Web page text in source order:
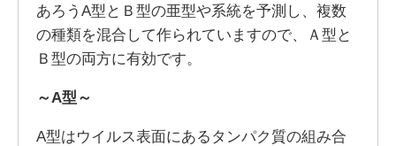
あろうA型とＢ型の亜型や系統を予測し、複数
の種類を混合して作られていますので、Ａ型と
Ｂ型の両方に有効です。
～A型～
A型はウイルス表面にあるタンパク質の組み合